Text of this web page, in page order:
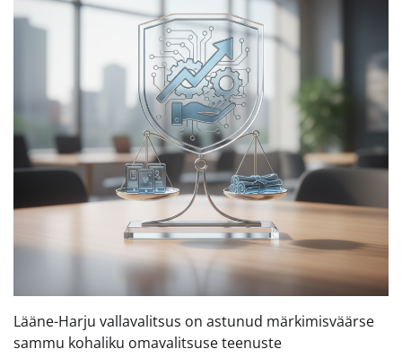
Lääne-Harju vallavalitsus on astunud märkimisväärse
sammu kohaliku omavalitsuse teenuste